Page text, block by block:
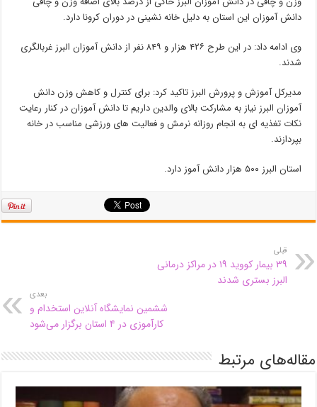
دانش آموزان این استان به دلیل خانه نشینی در دوران کرونا دارد.
وی ادامه داد: در این طرح ۴۲۶ هزار و ۸۴۹ نفر از دانش آموزان البرز غربالگری
شدند.
مدیرکل آموزش و پرورش البرز تاکید کرد: برای کنترل و کاهش وزن دانش
آموزان البرز نیاز به مشارکت بالای والدین داریم تا دانش آموزان در کنار رعایت
نکات تغذیه ای به انجام روزانه نرمش و فعالیت های ورزشی مناسب در خانه
بپردازند.
استان البرز ۵۰۰ هزار دانش آموز دارد.
قبلی
۳۹ بیمار کووید ۱۹ در مراکز درمانی
البرز بستری شدند
بعدی
ششمین نمایشگاه آنلاین استخدام و
کارآموزی در ۴ استان برگزار می‌شود
مقاله‌های مرتبط